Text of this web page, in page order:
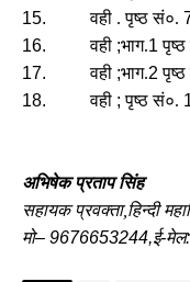
15.वही . पृष्ठ सं०.
16.वही ;भाग.1
17.वही ;भाग.2
18.वही ;पृष्ठ सं०.
अभिषेक प्रताप सिंह
सहायक प्रवक्ता,हिन्दी
मो– 9676653244,ई-मेल: